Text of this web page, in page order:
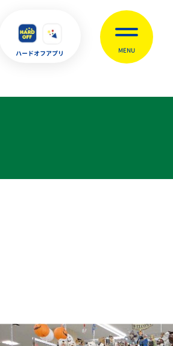
ハードオフアプリ MENU